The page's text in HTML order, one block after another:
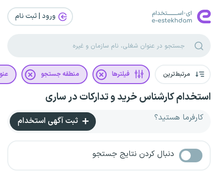
ورود | ثبت‌ نام
مرتبط‌ترین فیلترها منطقه جستجو
استخدام کارشناس خرید و تدارکات در ساری
کارفرما هستید؟ ثبت آگهی استخدام
دنبال کردن نتایج جستجو